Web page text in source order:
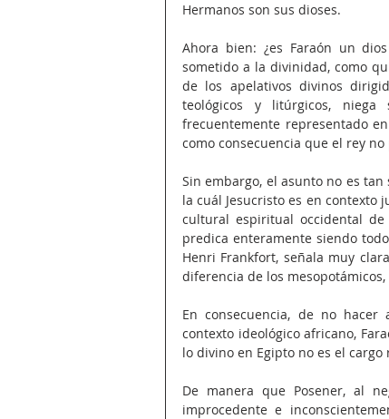
Hermanos son sus dioses.
Ahora bien: ¿es Faraón un
sometido a la divinidad, como
de los apelativos divinos
teológicos y litúrgicos,
frecuentemente representado
como consecuencia que el rey
Sin embargo, el asunto no es
la cuál Jesucristo es en contexto
cultural espiritual occidental
predica enteramente siendo
Henri Frankfort, señala muy
diferencia de los
En consecuencia, de no
contexto ideológico africano,
lo divino en Egipto no es el
De manera que Posener, al
improcedente e